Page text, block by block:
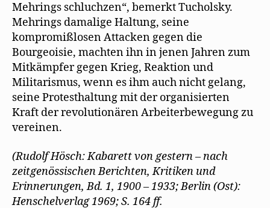
Mehrings schluchzen“, bemerkt Tucholsky.
Mehrings damalige Haltung, seine
kompromißlosen Attacken gegen die
Bourgeoisie, machten ihn in jenen Jahren zum
Mitkämpfer gegen Krieg, Reaktion und
Militarismus, wenn es ihm auch nicht gelang,
seine Protesthaltung mit der organisierten
Kraft der revolutionären Arbeiterbewegung zu
vereinen.
(Rudolf Hösch: Kabarett von gestern – nach
zeitgenössischen Berichten, Kritiken und
Erinnerungen, Bd. 1, 1900 – 1933; Berlin (Ost):
Henschelverlag 1969; S. 164 ff.